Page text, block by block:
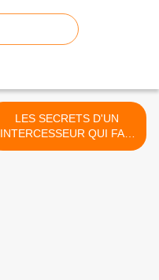
LES SECRETS D'UN
INTERCESSEUR QUI FAIT
TOMBER LA PLUIE (FIN) >